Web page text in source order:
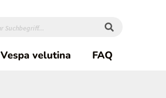
Vespa velutina FAQ